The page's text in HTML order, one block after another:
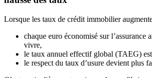
Lorsque les taux de crédit immobilier
chaque euro économisé sur l’assurance
vivre,
le taux annuel effectif global (TAEG)
le respect du taux d’usure devient plus